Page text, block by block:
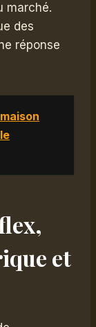
marché.
des
réponse
et